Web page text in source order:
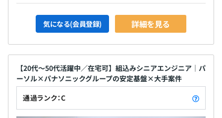
気になる(会員登録) 詳細を見る
【20代〜50代活躍中／在宅可】組込みシニアエンジニア｜パ
ーソル×パナソニックグループの安定基盤×大手案件
通過ランク：C